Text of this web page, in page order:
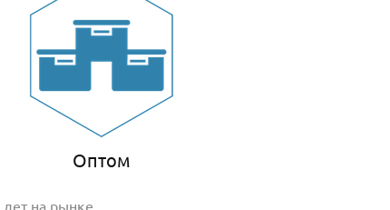
Оптом
лет на рынке